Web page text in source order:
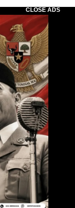
CLOSE ADS